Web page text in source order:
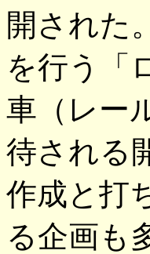
開された
を行う「
車（レー
待される
作成と打
る企画も